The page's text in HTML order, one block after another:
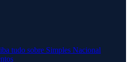
tudo sobre Simples Nacional